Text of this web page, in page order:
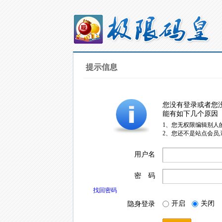
提示信息
您没有登录或者您
能有如下几个原因
1、您无权限编辑别人
2、您还不是站点会员
用户名
密 码
找回密码
隐身登录 开启 关闭